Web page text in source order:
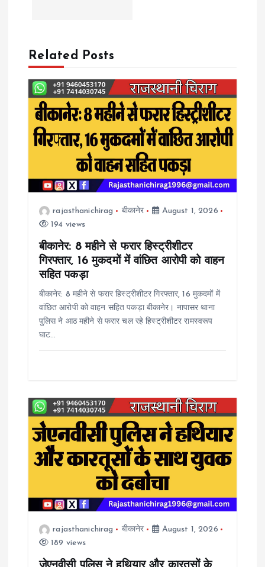
a
v
g
a
Related Posts
rajasthanichirag बीकानेर
August 1, 2026
194 views
बीकानेर: 8 महीने से फरार हिस्ट्रीशीटर
गिरफ्तार, 16 मुकदमों में वांछित आरोपी को वाहन
सहित पकड़ा
बीकानेर: 8 महीने से फरार हिस्ट्रीशीटर गिरफ्तार, 16 मुकदमों में
वांछित आरोपी को वाहन सहित पकड़ा बीकानेर। नापासर थाना
पुलिस ने आठ महीने से फरार चल रहे हिस्ट्रीशीटर रामस्वरूप
घाट…
rajasthanichirag बीकानेर
August 1, 2026
189 views